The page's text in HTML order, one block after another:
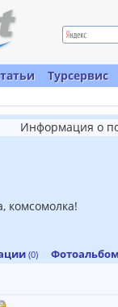
Турсервис
Информация о
комсомолка!
(0)